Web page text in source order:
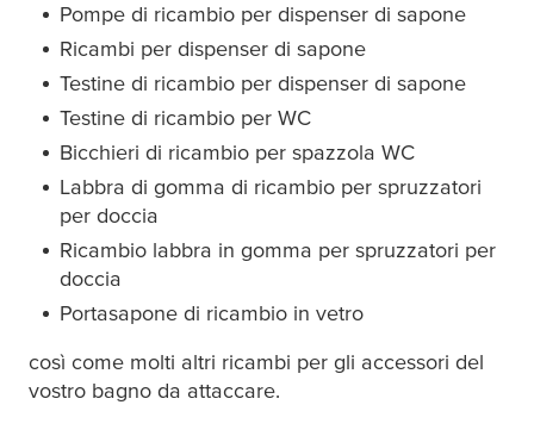
Cestino
Supporto per asciugacapelli
Pompe di ricambio per dispenser di sapone
Ricambi per dispenser di sapone
Testine di ricambio per dispenser di sapone
Testine di ricambio per WC
Bicchieri di ricambio per spazzola WC
Labbra di gomma di ricambio per spruzzatori
per doccia
Ricambio labbra in gomma per spruzzatori per
doccia
Portasapone di ricambio in vetro
così come molti altri ricambi per gli accessori del
vostro bagno da attaccare.